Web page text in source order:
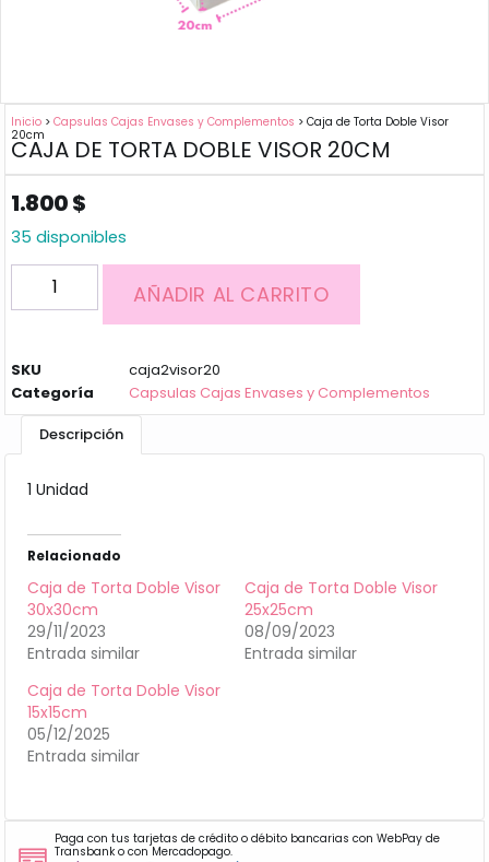
Inicio >Capsulas Cajas Envases y Complementos > Caja de Torta Doble Visor
20cm
CAJA DE TORTA DOBLE VISOR 20CM
1.800$
35 disponibles
AÑADIR AL CARRITO
SKU
caja2visor20
Categoría
Capsulas Cajas Envases y Complementos
Descripción
1 Unidad
Relacionado
Caja de Torta Doble Visor
30x30cm
29/11/2023
Entrada similar
Caja de Torta Doble Visor
25x25cm
08/09/2023
Entrada similar
Caja de Torta Doble Visor
15x15cm
05/12/2025
Entrada similar
Paga con tus tarjetas de crédito o débito bancarias con WebPay de
Transbank o con Mercadopago.